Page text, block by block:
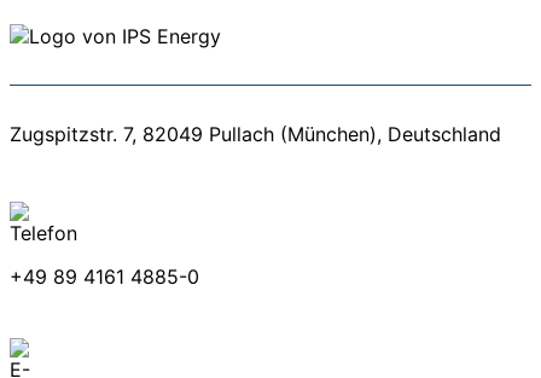
Zugspitzstr. 7, 82049 Pullach (München), Deutschland
+49 89 4161 4885-0